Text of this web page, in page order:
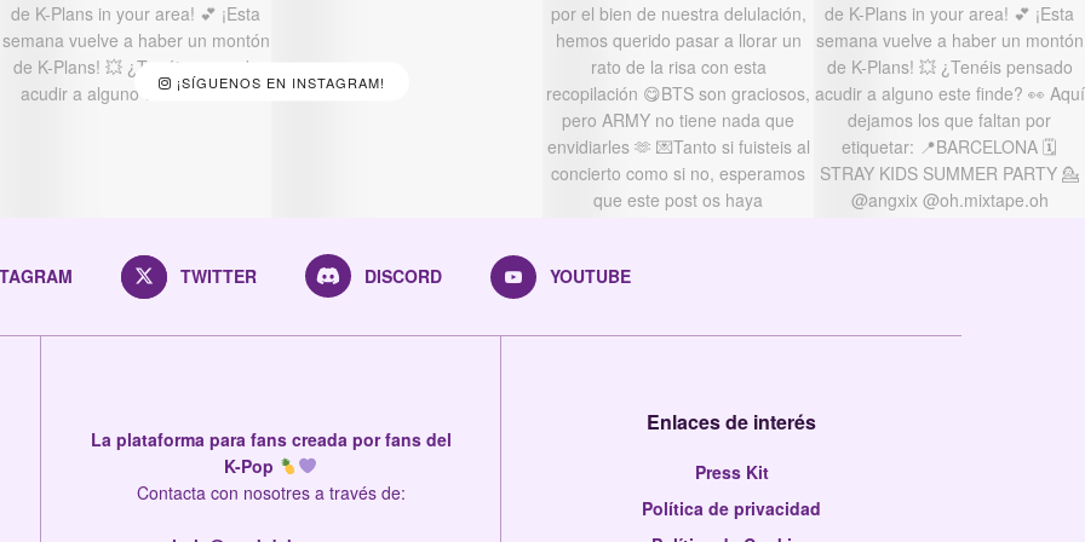
¡SÍGUENOS EN INSTAGRAM!
TWITTER DISCORD YOUTUBE
La plataforma para fans creada por fans del
K-Pop
Contacta con nosotres a través de:
Enlaces de interés
Press Kit
Política de privacidad